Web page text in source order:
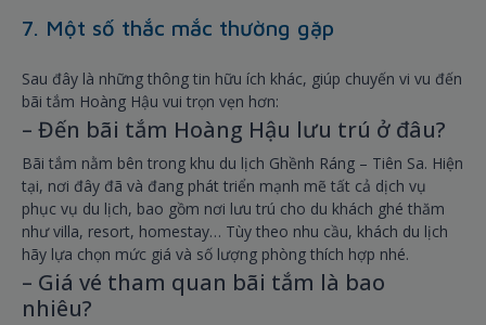
7. Một số thắc mắc thường gặp
Sau đây là những thông tin hữu ích khác, giúp chuyến vi vu đến
bãi tắm Hoàng Hậu vui trọn vẹn hơn:
– Đến bãi tắm Hoàng Hậu lưu trú ở đâu?
Bãi tắm nằm bên trong khu du lịch Ghềnh Ráng – Tiên Sa. Hiện
tại, nơi đây đã và đang phát triển mạnh mẽ tất cả dịch vụ
phục vụ du lịch, bao gồm nơi lưu trú cho du khách ghé thăm
như villa, resort, homestay… Tùy theo nhu cầu, khách du lịch
hãy lựa chọn mức giá và số lượng phòng thích hợp nhé.
– Giá vé tham quan bãi tắm là bao
nhiêu?